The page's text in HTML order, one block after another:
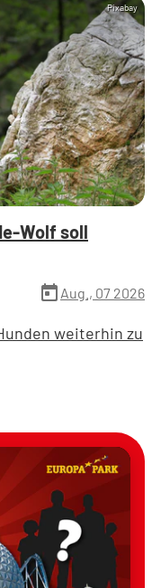
Pixabay
Wolf soll
today Aug., 07 2026
weiterhin zu